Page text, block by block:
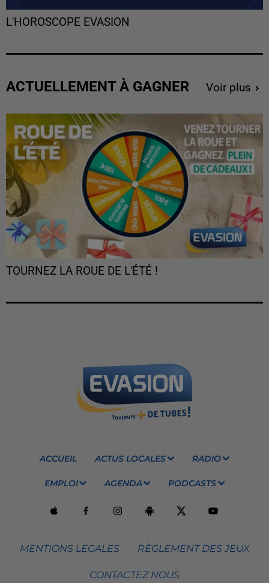
L'HOROSCOPE EVASION
ACTUELLEMENT À GAGNER Voir plus
TOURNEZ LA ROUE DE L'ÉTÉ !
ACCUEIL ACTUS LOCALES RADIO
EMPLOI AGENDA PODCASTS
MENTIONS LEGALES RÈGLEMENT DES JEUX
CONTACTEZ NOUS